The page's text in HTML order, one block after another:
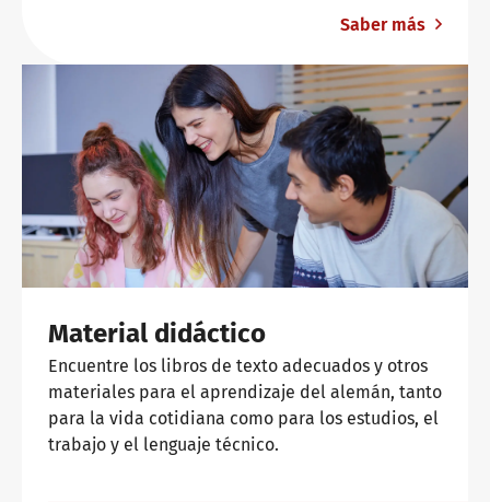
Saber más
Material didáctico
Encuentre los libros de texto adecuados y otros
materiales para el aprendizaje del alemán, tanto
para la vida cotidiana como para los estudios, el
trabajo y el lenguaje técnico.